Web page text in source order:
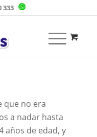
333
que no era
a nadar hasta
años de edad, y